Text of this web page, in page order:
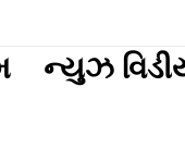
ન્યુઝ